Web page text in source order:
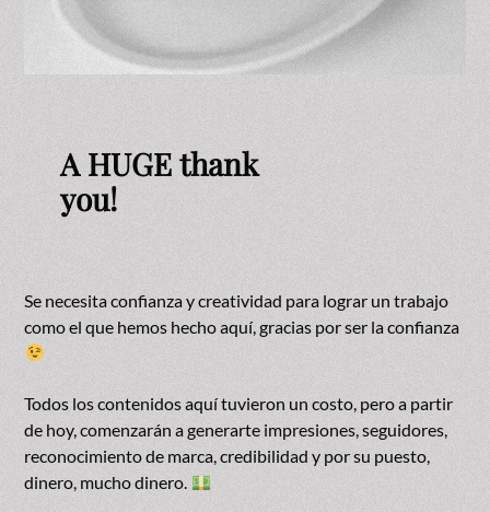
A HUGE thank
you!
Se necesita confianza y creatividad para lograr un trabajo
como el que hemos hecho aquí, gracias por ser la confianza
Todos los contenidos aquí tuvieron un costo, pero a partir
de hoy, comenzarán a generarte impresiones, seguidores,
reconocimiento de marca, credibilidad y por su puesto,
dinero, mucho dinero.